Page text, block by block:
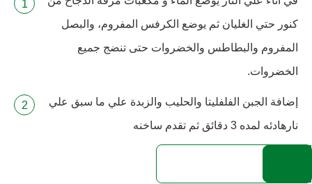
كنور حتي الغليان ثم يوضع الكرفس المفروم، والبصل
المفروم والبطاطس والخضروات حتى تنضج جميع
الخضروات.
إضافة الجبن الفلفليتا والحليب والزبدة علي ما سبق علي
نارهادئه لمده 3 دقائق ثم تقدم ساخنه